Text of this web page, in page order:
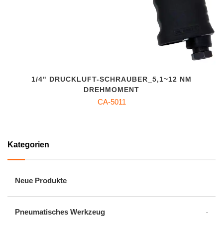
Kategorien
Neue Produkte
Pneumatisches Werkzeug
1/4" DRUCKLUFT-SCHRAUBER_5,1~12 NM
DREHMOMENT
CA-5011